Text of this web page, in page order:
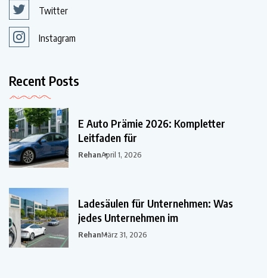
Twitter
Instagram
Recent Posts
E Auto Prämie 2026: Kompletter
Leitfaden für
RehanApril 1, 2026
Ladesäulen für Unternehmen: Was
jedes Unternehmen im
RehanMärz 31, 2026